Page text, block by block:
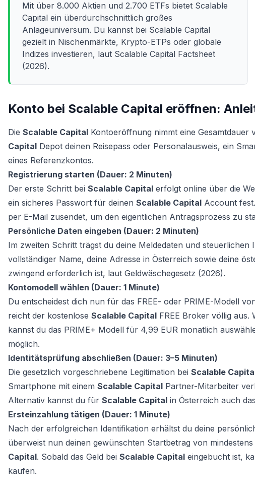
Mit über 8.000 Aktien und 2.700 ETFs bietet Scalable
Capital ein überdurchschnittlich großes
Anlageuniversum. Du kannst bei Scalable Capital
gezielt in Nischenmärkte, Krypto-ETPs oder globale
Indizes investieren, laut Scalable Capital Factsheet
(2026).
Konto bei Scalable Capital eröffnen:
Die Scalable Capital Kontoeröffnung nimmt eine
Capital Depot deinen Reisepass oder Personalausweis, ein
eines Referenzkontos.
Registrierung starten (Dauer: 2 Minuten)
Der erste Schritt bei Scalable Capital erfolgt online über die
ein sicheres Passwort für deinen Scalable Capital Account
per E-Mail zusendet, um den eigentlichen Antragsprozess zu
Persönliche Daten eingeben (Dauer: 2 Minuten)
Im zweiten Schritt trägst du deine Meldedaten und steuerlichen
vollständiger Name, deine Adresse in Österreich sowie deine
zwingend erforderlich ist, laut Geldwäschegesetz (2026).
Kontomodell wählen (Dauer: 1 Minute)
Du entscheidest dich nun für das FREE- oder PRIME-Modell
reicht der kostenlose Scalable Capital FREE Broker völlig aus.
kannst du das PRIME+ Modell für 4,99 EUR monatlich
möglich.
Identitätsprüfung abschließen (Dauer: 3–5 Minuten)
Die gesetzlich vorgeschriebene Legitimation bei Scalable
Smartphone mit einem Scalable Capital Partner-Mitarbeiter
Alternativ kannst du für Scalable Capital in Österreich auch
Ersteinzahlung tätigen (Dauer: 1 Minute)
Nach der erfolgreichen Identifikation erhältst du deine
überweist nun deinen gewünschten Startbetrag von
Capital. Sobald das Geld bei Scalable Capital eingebucht ist,
kaufen.